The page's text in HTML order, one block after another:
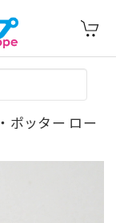
ポッター ロー